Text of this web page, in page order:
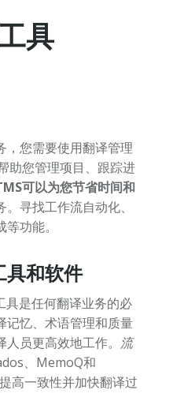
具
，您需要使用翻译管理
助您管理项目、跟踪进
可以为您节省时间和
寻找工作流自动化、
功能。
具和软件
具是任何翻译业务的必
记忆、术语管理和质量
员更高效地工作。 流
、MemoQ和
高一致性并加快翻译过